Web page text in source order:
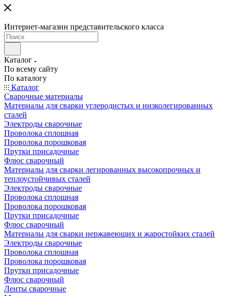
Интернет-магазин представительского класса
Каталог
По всему сайту
По каталогу
Каталог
Сварочные материалы
Материалы для сварки углеродистых и низколегированных
сталей
Электроды сварочные
Проволока сплошная
Проволока порошковая
Прутки присадочные
Флюс сварочный
Материалы для сварки легированных высокопрочных и
теплоустойчивых сталей
Электроды сварочные
Проволока сплошная
Проволока порошковая
Прутки присадочные
Флюс сварочный
Материалы для сварки нержавеющих и жаростойких сталей
Электроды сварочные
Проволока сплошная
Проволока порошковая
Прутки присадочные
Флюс сварочный
Ленты сварочные